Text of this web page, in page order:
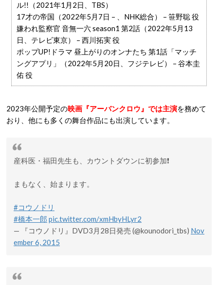
ル!!（2021年1月2日、TBS）
17才の帝国（2022年5月7日 – 、NHK総合） – 笹野聡 役
嫌われ監察官 音無一六 season1 第2話（2022年5月13
日、テレビ東京） – 西川拓実 役
ポップUP!ドラマ 昼上がりのオンナたち 第1話「マッチ
ングアプリ」（2022年5月20日、フジテレビ） – 谷本圭
佑 役
2023年公開予定の映画『アーバンクロウ』では主演を務めて
おり、他にも多くの舞台作品にも出演しています。
産科医・福田先生も、カウントダウンに初参加❗️
まもなく、始まります。
#コウノドリ
#橋本一郎 pic.twitter.com/xmHbyHLyr2
— 『コウノドリ』DVD3月28日発売 (@kounodori_tbs) Nov
ember 6, 2015